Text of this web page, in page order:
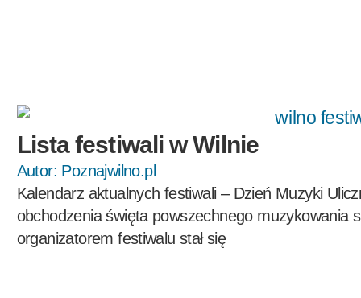
Lista festiwali w Wilnie
Autor: Poznajwilno.pl
Kalendarz aktualnych festiwali – Dzień Muzyki
obchodzenia święta powszechnego muzykowania
organizatorem festiwalu stał się